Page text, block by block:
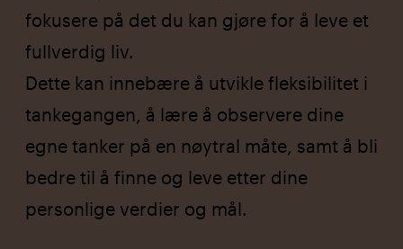
fokusere på det du kan gjøre for å leve et
fullverdig liv.
Dette kan innebære å utvikle fleksibilitet i
tankegangen, å lære å observere dine
egne tanker på en nøytral måte, samt å bli
bedre til å finne og leve etter dine
personlige verdier og mål.